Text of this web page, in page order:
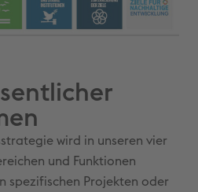
wird in unseren vier
und Funktionen
spezifischen Projekten oder